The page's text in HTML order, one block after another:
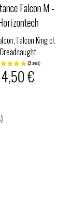
Falcon M -
Falcon King et
Dreadnaught
4,50 €